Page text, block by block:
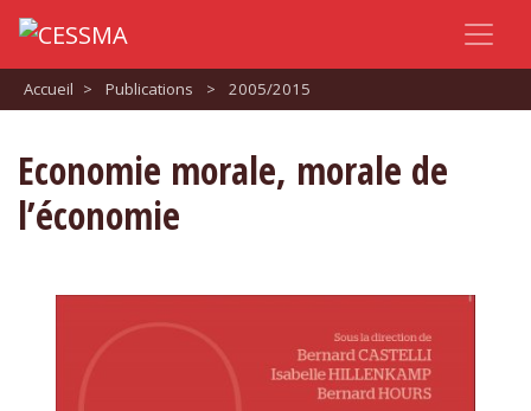
Accueil > Publications > 2005/2015
Economie morale, morale de
l’économie